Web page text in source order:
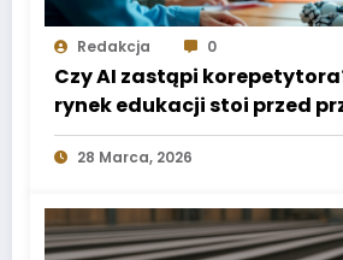
Redakcja 0
Czy AI zastąpi
rynek edukacji stoi przed
28 Marca, 2026